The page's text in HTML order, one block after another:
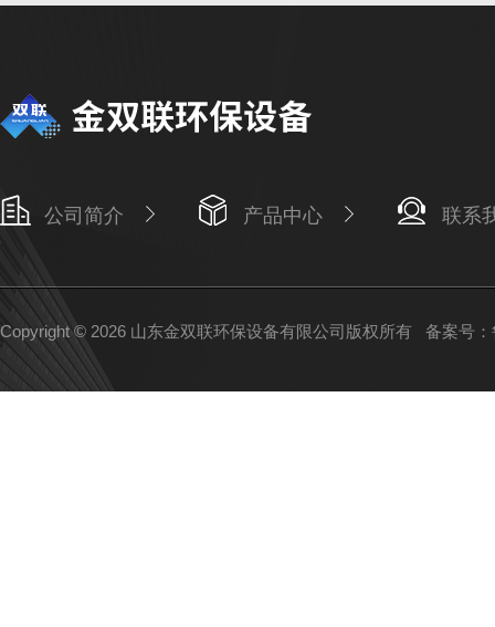
公司简介 产品中心 联系
Copyright © 2026 山东金双联环保设备有限公司版权所有 备案号